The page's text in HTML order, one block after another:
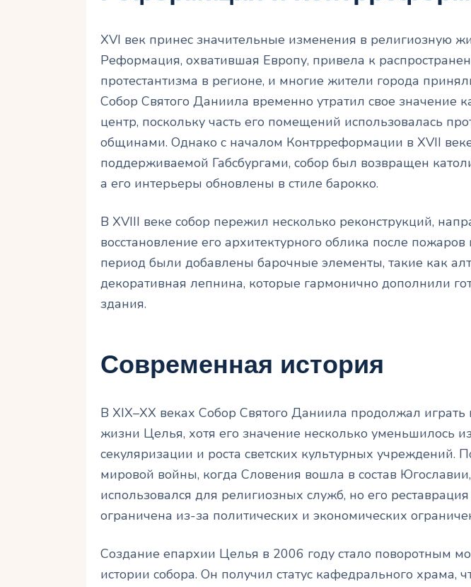
XVI век принес значительные изменения в религиозную
Реформация, охватившая Европу, привела к
протестантизма в регионе, и многие жители города
Собор Святого Даниила временно утратил свое значение
центр, поскольку часть его помещений использовалась
общинами. Однако с началом Контрреформации в XVII
поддерживаемой Габсбургами, собор был возвращен
а его интерьеры обновлены в стиле барокко.
В XVIII веке собор пережил несколько реконструкций,
восстановление его архитектурного облика после пожаров
период были добавлены барочные элементы, такие как
декоративная лепнина, которые гармонично дополнили
здания.
Современная история
В XIX–XX веках Собор Святого Даниила продолжал
жизни Целья, хотя его значение несколько уменьшилось
секуляризации и роста светских культурных учреждений.
мировой войны, когда Словения вошла в состав
использовался для религиозных служб, но его
ограничена из-за политических и экономических
Создание епархии Целья в 2006 году стало поворотным
истории собора. Он получил статус кафедрального храма,